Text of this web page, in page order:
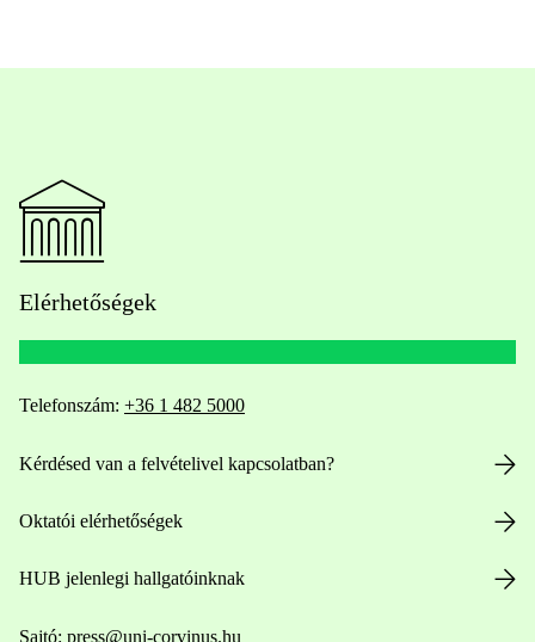
Elérhetőségek
Telefonszám: +36 1 482 5000
Kérdésed van a felvételivel kapcsolatban?
Oktatói elérhetőségek
HUB jelenlegi hallgatóinknak
Sajtó: press@uni-corvinus.hu